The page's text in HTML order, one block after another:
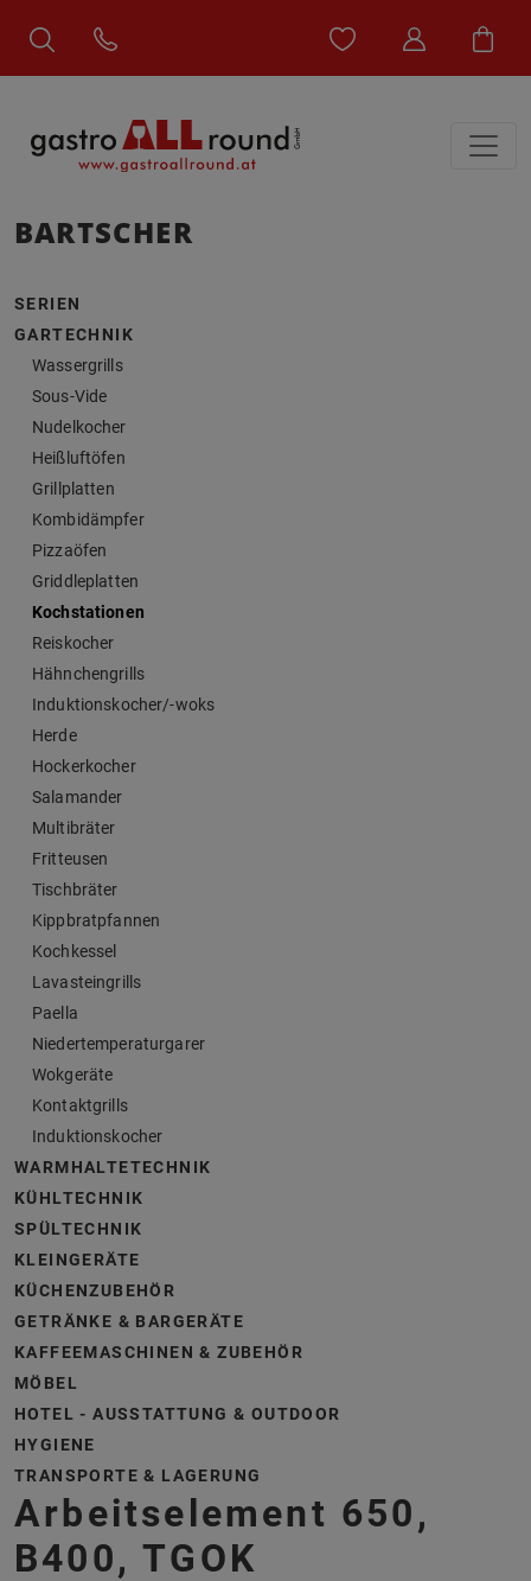
BARTSCHER
SERIEN
GARTECHNIK
Wassergrills
Sous-Vide
Nudelkocher
Heißluftöfen
Grillplatten
Kombidämpfer
Pizzaöfen
Griddleplatten
Kochstationen
Reiskocher
Hähnchengrills
Induktionskocher/-woks
Herde
Hockerkocher
Salamander
Multibräter
Fritteusen
Tischbräter
Kippbratpfannen
Kochkessel
Lavasteingrills
Paella
Niedertemperaturgarer
Wokgeräte
Kontaktgrills
Induktionskocher
WARMHALTETECHNIK
KÜHLTECHNIK
SPÜLTECHNIK
KLEINGERÄTE
KÜCHENZUBEHÖR
GETRÄNKE & BARGERÄTE
KAFFEEMASCHINEN & ZUBEHÖR
MÖBEL
HOTEL - AUSSTATTUNG & OUTDOOR
HYGIENE
TRANSPORTE & LAGERUNG
Arbeitselement 650,
B400, TGOK